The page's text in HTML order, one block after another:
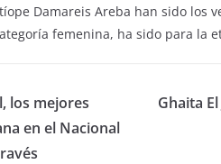
Damareis Areba han sido los
femenina, ha sido para la
los mejores
en el Nacional
Ghaita